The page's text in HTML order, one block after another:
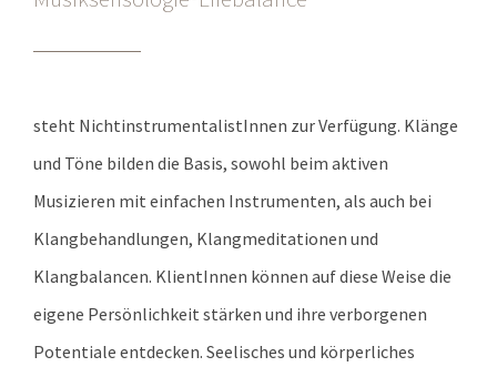
steht NichtinstrumentalistInnen zur Verfügung. Klänge
und Töne bilden die Basis, sowohl beim aktiven
Musizieren mit einfachen Instrumenten, als auch bei
Klangbehandlungen, Klangmeditationen und
Klangbalancen. KlientInnen können auf diese Weise die
eigene Persönlichkeit stärken und ihre verborgenen
Potentiale entdecken. Seelisches und körperliches